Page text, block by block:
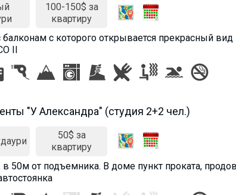
100-150$ за
квартиру
балконам с которого открывается прекрасный
II
"У Александра" (студия 2+2 чел.)
50$ за
квартиру
в 50м от подъемника. В доме пункт проката,